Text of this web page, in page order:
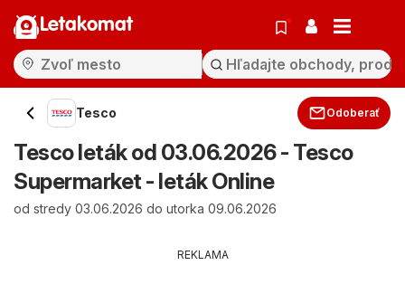
Letakomat
Tesco Odoberať
Tesco leták od 03.06.2026 - Tesco
Supermarket - leták Online
od stredy 03.06.2026 do utorka 09.06.2026
REKLAMA